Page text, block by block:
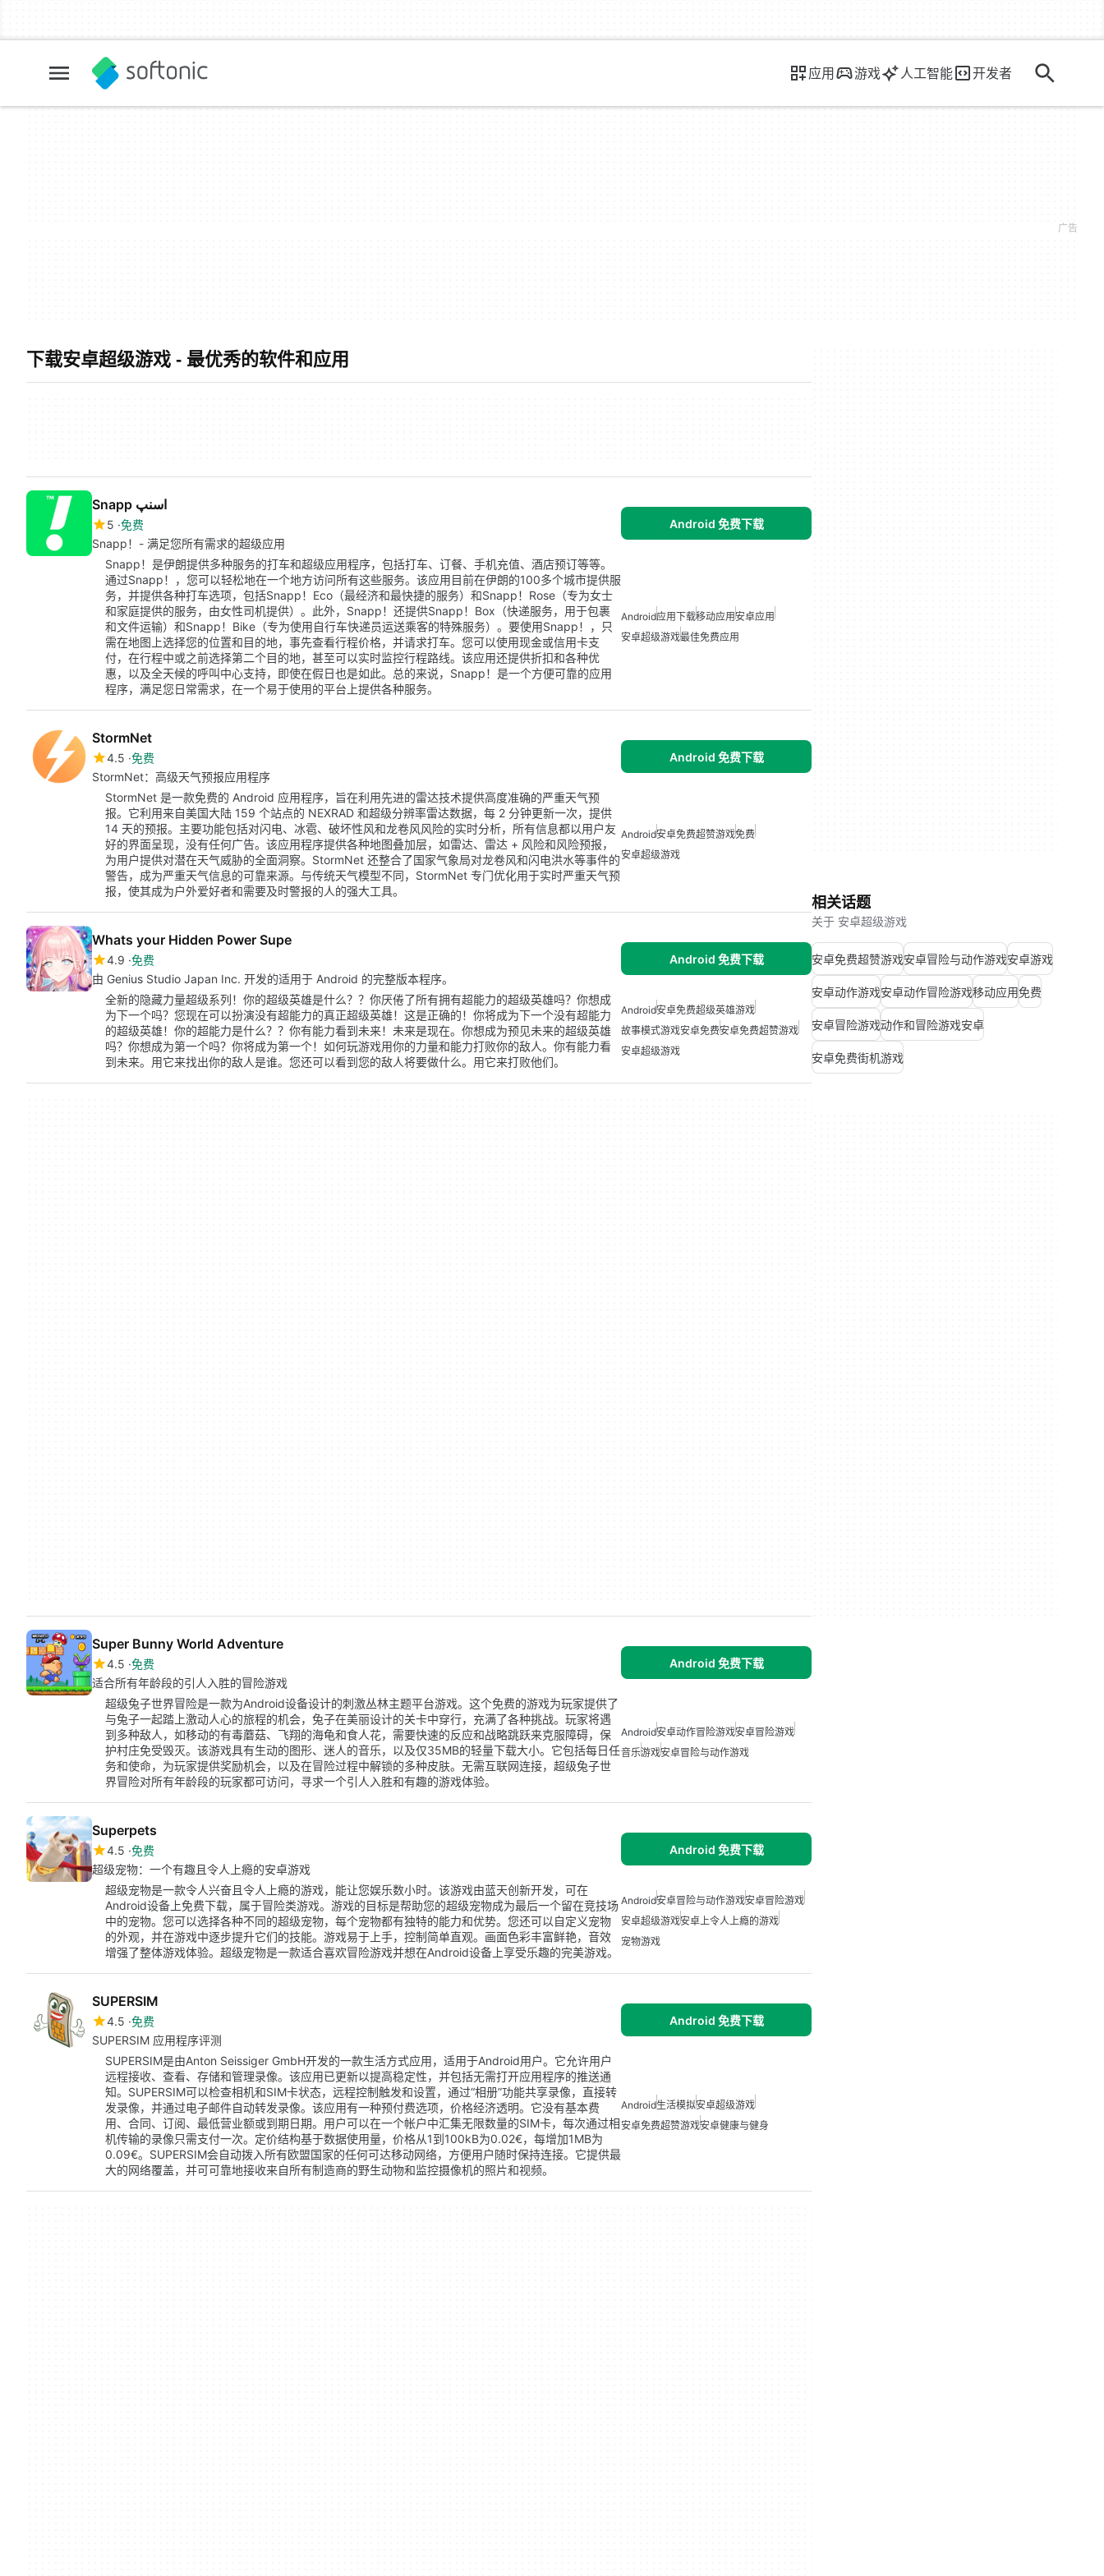
应用 游戏 人工智能 开发者
下载安卓超级游戏 - 最优秀的软件和应用
Snapp اسنپ
5 免费
Snapp！- 满足您所有需求的超级应用
Android 免费下载
Snapp！是伊朗提供多种服务的打车和超级应用程序，包括打车、订餐、手机充值、酒店预订等等。
通过Snapp！，您可以轻松地在一个地方访问所有这些服务。该应用目前在伊朗的100多个城市提供服
务，并提供各种打车选项，包括Snapp！Eco（最经济和最快捷的服务）和Snapp！Rose（专为女士
和家庭提供的服务，由女性司机提供）。此外，Snapp！还提供Snapp！Box（快递服务，用于包裹
和文件运输）和Snapp！Bike（专为使用自行车快递员运送乘客的特殊服务）。要使用Snapp！，只
需在地图上选择您的位置和目的地，事先查看行程价格，并请求打车。您可以使用现金或信用卡支
付，在行程中或之前选择第二个目的地，甚至可以实时监控行程路线。该应用还提供折扣和各种优
惠，以及全天候的呼叫中心支持，即使在假日也是如此。总的来说，Snapp！是一个方便可靠的应用
程序，满足您日常需求，在一个易于使用的平台上提供各种服务。
Android应用下载移动应用安卓应用
安卓超级游戏最佳免费应用
StormNet
4.5 免费
StormNet：高级天气预报应用程序
Android 免费下载
StormNet 是一款免费的 Android 应用程序，旨在利用先进的雷达技术提供高度准确的严重天气预
报。它利用来自美国大陆 159 个站点的 NEXRAD 和超级分辨率雷达数据，每 2 分钟更新一次，提供
14 天的预报。主要功能包括对闪电、冰雹、破坏性风和龙卷风风险的实时分析，所有信息都以用户友
好的界面呈现，没有任何广告。该应用程序提供各种地图叠加层，如雷达、雷达 + 风险和风险预报，
为用户提供对潜在天气威胁的全面洞察。StormNet 还整合了国家气象局对龙卷风和闪电洪水等事件的
警告，成为严重天气信息的可靠来源。与传统天气模型不同，StormNet 专门优化用于实时严重天气预
报，使其成为户外爱好者和需要及时警报的人的强大工具。
Android安卓免费超赞游戏免费
安卓超级游戏
Whats your Hidden Power Supe
4.9 免费
由 Genius Studio Japan Inc. 开发的适用于 Android 的完整版本程序。
Android 免费下载
全新的隐藏力量超级系列！你的超级英雄是什么？？你厌倦了所有拥有超能力的超级英雄吗？你想成
为下一个吗？您现在可以扮演没有超能力的真正超级英雄！这是正确的！你将成为下一个没有超能力
的超级英雄！你的超能力是什么？？你有能力看到未来！未来是现在。你想成为预见未来的超级英雄
吗？你想成为第一个吗？你将成为第一个！如何玩游戏用你的力量和能力打败你的敌人。你有能力看
到未来。用它来找出你的敌人是谁。您还可以看到您的敌人将要做什么。用它来打败他们。
Android安卓免费超级英雄游戏
故事模式游戏安卓免费安卓免费超赞游戏
安卓超级游戏
Super Bunny World Adventure
4.5 免费
适合所有年龄段的引人入胜的冒险游戏
Android 免费下载
超级兔子世界冒险是一款为Android设备设计的刺激丛林主题平台游戏。这个免费的游戏为玩家提供了
与兔子一起踏上激动人心的旅程的机会，兔子在美丽设计的关卡中穿行，充满了各种挑战。玩家将遇
到多种敌人，如移动的有毒蘑菇、飞翔的海龟和食人花，需要快速的反应和战略跳跃来克服障碍，保
护村庄免受毁灭。该游戏具有生动的图形、迷人的音乐，以及仅35MB的轻量下载大小。它包括每日任
务和使命，为玩家提供奖励机会，以及在冒险过程中解锁的多种皮肤。无需互联网连接，超级兔子世
界冒险对所有年龄段的玩家都可访问，寻求一个引人入胜和有趣的游戏体验。
Android安卓动作冒险游戏安卓冒险游戏
音乐游戏安卓冒险与动作游戏
Superpets
4.5 免费
超级宠物：一个有趣且令人上瘾的安卓游戏
Android 免费下载
超级宠物是一款令人兴奋且令人上瘾的游戏，能让您娱乐数小时。该游戏由蓝天创新开发，可在
Android设备上免费下载，属于冒险类游戏。游戏的目标是帮助您的超级宠物成为最后一个留在竞技场
中的宠物。您可以选择各种不同的超级宠物，每个宠物都有独特的能力和优势。您还可以自定义宠物
的外观，并在游戏中逐步提升它们的技能。游戏易于上手，控制简单直观。画面色彩丰富鲜艳，音效
增强了整体游戏体验。超级宠物是一款适合喜欢冒险游戏并想在Android设备上享受乐趣的完美游戏。
Android安卓冒险与动作游戏安卓冒险游戏
安卓超级游戏安卓上令人上瘾的游戏
宠物游戏
SUPERSIM
4.5 免费
SUPERSIM 应用程序评测
Android 免费下载
SUPERSIM是由Anton Seissiger GmbH开发的一款生活方式应用，适用于Android用户。它允许用户
远程接收、查看、存储和管理录像。该应用已更新以提高稳定性，并包括无需打开应用程序的推送通
知。SUPERSIM可以检查相机和SIM卡状态，远程控制触发和设置，通过“相册”功能共享录像，直接转
发录像，并通过电子邮件自动转发录像。该应用有一种预付费选项，价格经济透明。它没有基本费
用、合同、订阅、最低营业额或到期日期。用户可以在一个帐户中汇集无限数量的SIM卡，每次通过相
机传输的录像只需支付一次。定价结构基于数据使用量，价格从1到100kB为0.02€，每增加1MB为
0.09€。SUPERSIM会自动拨入所有欧盟国家的任何可达移动网络，方便用户随时保持连接。它提供最
大的网络覆盖，并可可靠地接收来自所有制造商的野生动物和监控摄像机的照片和视频。
Android生活模拟安卓超级游戏
安卓免费超赞游戏安卓健康与健身
相关话题
关于 安卓超级游戏
安卓免费超赞游戏安卓冒险与动作游戏安卓游戏
安卓动作游戏安卓动作冒险游戏移动应用免费
安卓冒险游戏动作和冒险游戏安卓
安卓免费街机游戏